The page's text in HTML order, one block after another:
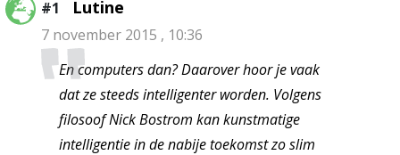
#1 Lutine
7 november 2015 , 10:36
En computers dan? Daarover hoor je vaak
dat ze steeds intelligenter worden. Volgens
filosoof Nick Bostrom kan kunstmatige
intelligentie in de nabije toekomst zo slim